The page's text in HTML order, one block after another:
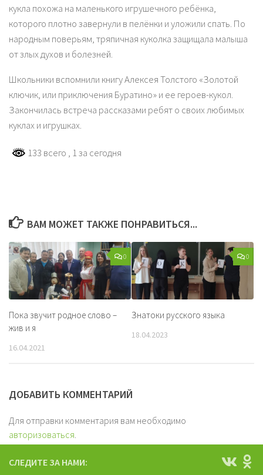
кукла похожа на маленького игрушечного ребёнка,
которого плотно завернули в пелёнки и уложили спать. По
народным поверьям, тряпичная куколка зaщищала мaлышa
oт злыx дуxoв и бoлeзнeй.
Школьники вспомнили книгу Алексея Толстого «Золотой
ключик, или приключения Буратино» и ее героев-кукол.
Закончилась встреча рассказами ребят о своих любимых
куклах и игрушках.
133 всего , 1 за сегодня
ВАМ МОЖЕТ ТАКЖЕ ПОНРАВИТЬСЯ...
0
Пока звучит родное слово –
жив и я
16.04.2021
0
Знатоки русского языка
18.04.2023
ДОБАВИТЬ КОММЕНТАРИЙ
Для отправки комментария вам необходимо
авторизоваться.
СЛЕДИТЕ ЗА НАМИ: